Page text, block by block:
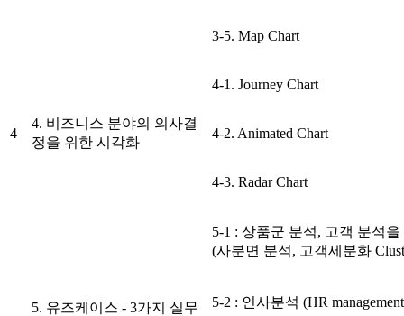
3-5. Map Chart
4
4. 비즈니스 분야의 의사결
정을 위한 시각화
4-1. Journey Chart
4-2. Animated Chart
4-3. Radar Chart
5. 유즈케이스 - 3가지 실무
5-1 : 상품군 분석, 고객 분석
(사분면 분석, 고객세분화
5-2 : 인사분석 (HR